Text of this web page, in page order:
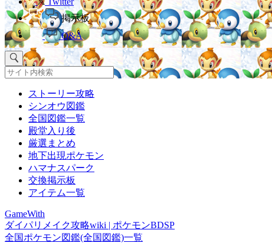
掲示板
Q&A
ストーリー攻略
シンオウ図鑑
全国図鑑一覧
殿堂入り後
厳選まとめ
地下出現ポケモン
ハマナスパーク
交換掲示板
アイテム一覧
GameWith
ダイパリメイク攻略wiki | ポケモンBDSP
全国ポケモン図鑑(全国図鑑)一覧